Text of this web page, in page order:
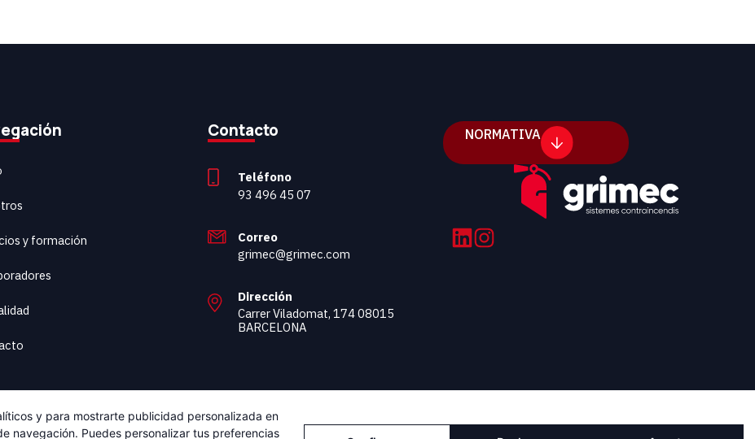
y formación
Contacto
Teléfono
93 496 45 07
Correo
grimec@grimec.com
Dirección
Carrer Viladomat, 174 08015
BARCELONA
NORMATIVA
y para mostrarte publicidad personalizada en
navegación. Puedes personalizar tus preferencias